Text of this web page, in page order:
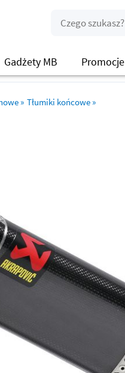
Gadżety MB Promocje
» Tłumiki końcowe »